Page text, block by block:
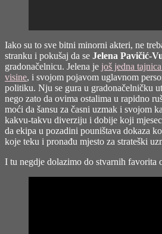
Iako su to sve bitni minorni akteri, ne
stranku i pokušaj da se Jelena Pavičić-
gradonačelnicu. Jelena je još jedna
visine, i svojom pojavom uglavnom
politiku. Nju se gura u gradonačelničku
nego zato da ovima ostalima u rapidno
moći da šansu za časni uzmak i svojom
kakvu-takvu diverziju i dobije koji
da ekipa u pozadini pouništava dokaza
koje teku i pronađu mjesto za strateški
I tu negdje dolazimo do stvarnih favorita